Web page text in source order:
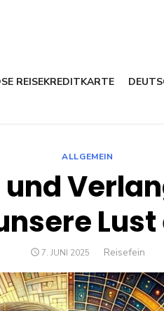
REISEKREDITKARTE
ALLGEMEIN
POSTED
7. JUNI 2025 Author
Reisefein